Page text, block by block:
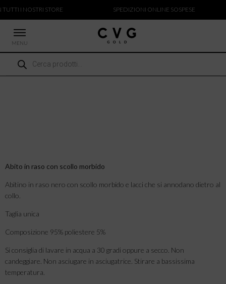
I NOSTRI STORE SPEDIZIONI ONLINE SOSPESE
MENU
Ricerca
prodotti
ARRIVI
Abito in raso con scollo morbido
Abitino in raso nero con scollo morbido e lacci che si annodano dietro al
collo.
Taglia unica
Composizione 95% poliestere 5%
Si consiglia di lavare in acqua a 30 gradi oppure a secco. Non
candeggiare. Non asciugare in asciugatrice. Stirare a bassissima
temperatura.